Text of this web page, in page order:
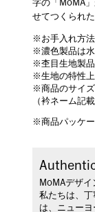
字の「MoMA
せてつくられた
※お手入れ方法
※濃色製品は水
※杢目生地製品
※生地の特性上
※商品のサイズ
（衿ネーム記
※商品パッケー
MoMAデザイ
私たちは、
は、ニュー